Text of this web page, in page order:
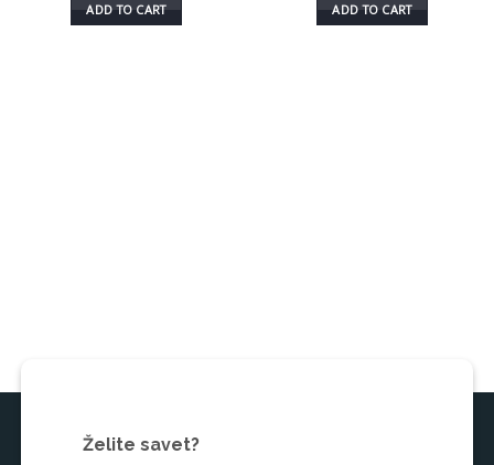
ADD TO CART ADD TO CART
Želite savet?